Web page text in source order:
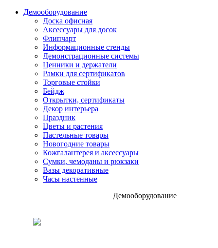
Демооборудование
Доска офисная
Аксессуары для досок
Флипчарт
Информационные стенды
Демонстрационные системы
Ценники и держатели
Рамки для сертификатов
Торговые стойки
Бейдж
Открытки, сертификаты
Декор интерьера
Праздник
Цветы и растения
Пастельные товары
Новогодние товары
Кожгалантерея и аксессуары
Сумки, чемоданы и рюкзаки
Вазы декоративные
Часы настенные
Демооборудование